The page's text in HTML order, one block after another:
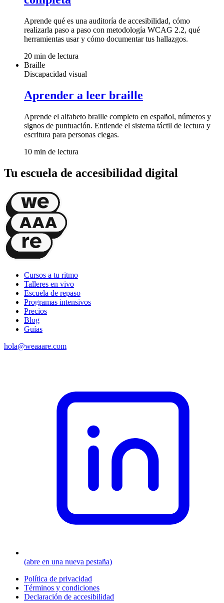
Aprende qué es una auditoría de accesibilidad, cómo
realizarla paso a paso con metodología WCAG 2.2, qué
herramientas usar y cómo documentar tus hallazgos.
20 min de lectura
Braille
Discapacidad visual
Aprender a leer braille
Aprende el alfabeto braille completo en español, números y
signos de puntuación. Entiende el sistema táctil de lectura y
escritura para personas ciegas.
10 min de lectura
Tu escuela de accesibilidad digital
Cursos a tu ritmo
Talleres en vivo
Escuela de repaso
Programas intensivos
Precios
Blog
Guías
hola@weaaare.com
(abre en una nueva pestaña)
Política de privacidad
Términos y condiciones
Declaración de accesibilidad